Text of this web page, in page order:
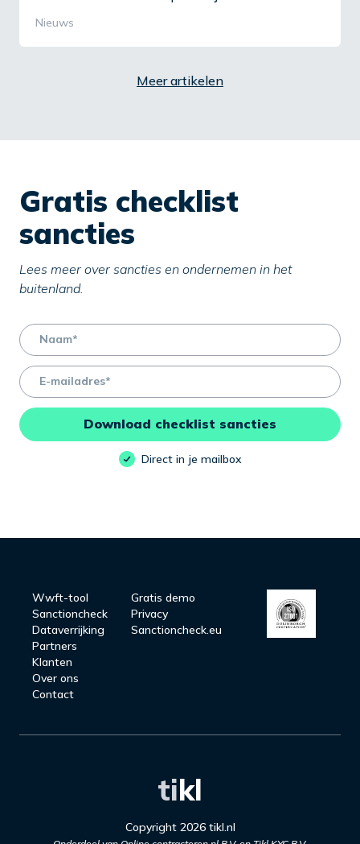
Nieuws
Meer artikelen
Gratis checklist
sancties
Lees meer over sancties en ondernemen in het
buitenland.
name
email
Download checklist sancties
Direct in je mailbox
Wwft-tool
Sanctioncheck
Dataverrijking
Partners
Klanten
Over ons
Contact
Gratis demo
Privacy
Sanctioncheck.eu
tikl
Copyright 2026 tikl.nl